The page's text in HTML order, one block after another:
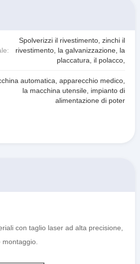
Spolverizzi il rivestimento, zinchi il
rivestimento, la galvanizzazione, la
placcatura, il polacco,
automatica, apparecchio medico,
la macchina utensile, impianto di
alimentazione di poter
con taglio laser ad alta precisione,